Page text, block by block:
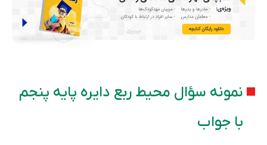
نمونه سؤال محیط ربع دایره پایه پنجم
با جواب